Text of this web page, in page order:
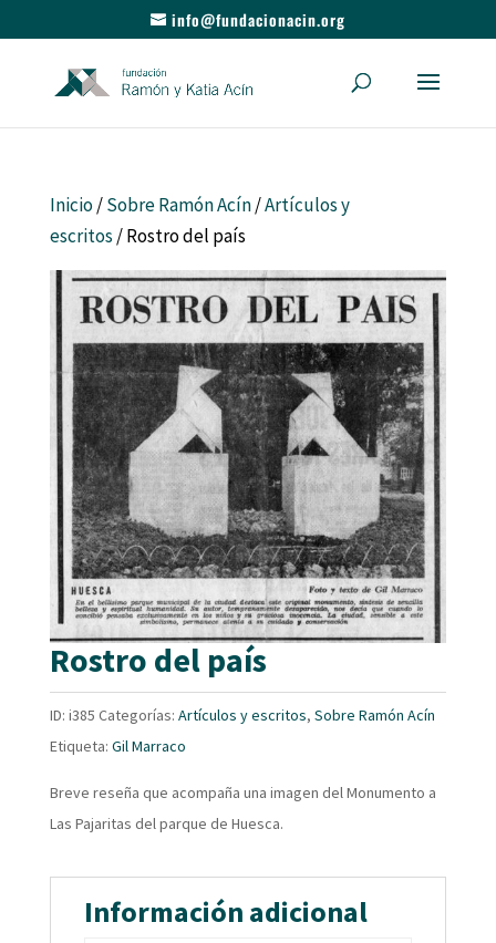
info@fundacionacin.org
Inicio/Sobre Ramón Acín/Artículos y
escritos / Rostro del país
Rostro del país
ID: i385 Categorías: Artículos y escritos, Sobre Ramón Acín
Etiqueta: Gil Marraco
Breve reseña que acompaña una imagen del Monumento a
Las Pajaritas del parque de Huesca.
Información adicional